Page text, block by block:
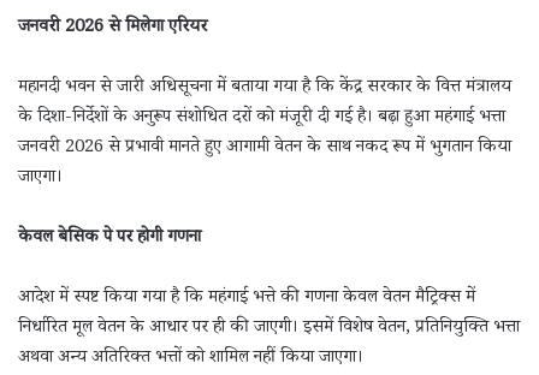
जनवरी 2026 से मिलेगा एरियर
महानदी भवन से जारी अधिसूचना में बताया गया है कि केंद्र सरकार के वित्त मंत्रालय
के दिशा-निर्देशों के अनुरूप संशोधित दरों को मंजूरी दी गई है। बढ़ा हुआ महंगाई भत्ता
जनवरी 2026 से प्रभावी मानते हुए आगामी वेतन के साथ नकद रूप में भुगतान किया
जाएगा।
केवल बेसिक पे पर होगी गणना
आदेश में स्पष्ट किया गया है कि महंगाई भत्ते की गणना केवल वेतन मैट्रिक्स में
निर्धारित मूल वेतन के आधार पर ही की जाएगी। इसमें विशेष वेतन, प्रतिनियुक्ति भत्ता
अथवा अन्य अतिरिक्त भत्तों को शामिल नहीं किया जाएगा।